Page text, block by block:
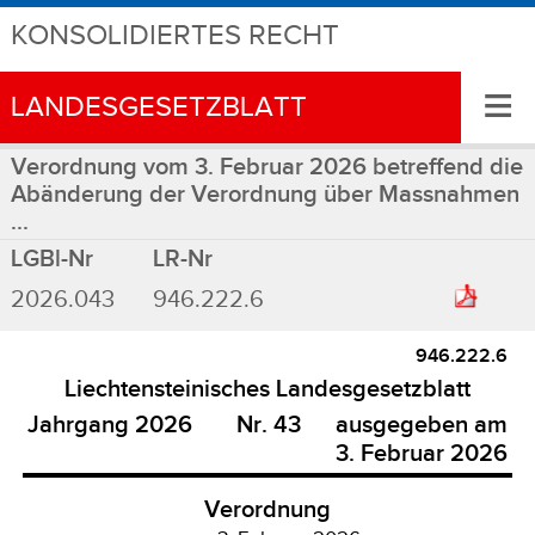
KONSOLIDIERTES RECHT
LANDESGESETZBLATT ≡
Verordnung vom 3. Februar 2026 betreffend die
Abänderung der Verordnung über Massnahmen
...
LGBl-Nr
LR-Nr
2026.043
946.222.6